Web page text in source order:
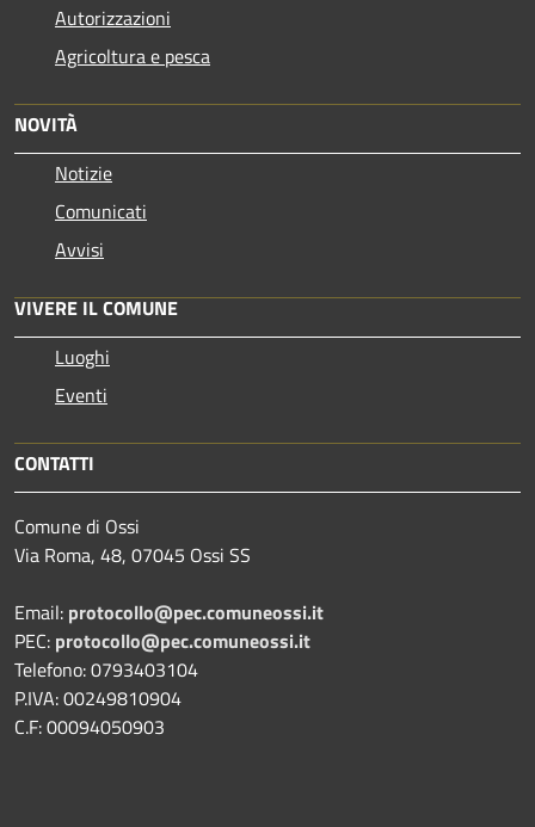
Autorizzazioni
Agricoltura e pesca
NOVITÀ
Notizie
Comunicati
Avvisi
VIVERE IL COMUNE
Luoghi
Eventi
CONTATTI
Comune di Ossi
Via Roma, 48, 07045 Ossi SS
Email: protocollo@pec.comuneossi.it
PEC: protocollo@pec.comuneossi.it
Telefono: 0793403104
P.IVA: 00249810904
C.F: 00094050903